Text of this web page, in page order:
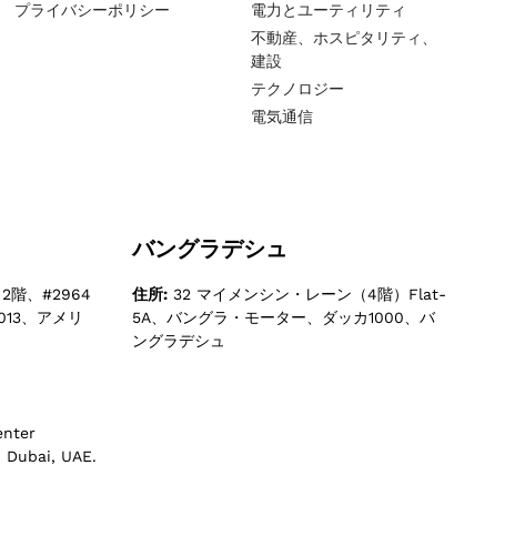
プライバシーポリシー
電力とユーティリティ
不動産、ホスピタリティ、
建設
テクノロジー
電気通信
2階、#2964
、アメリ
UAE.
バングラデシュ
住所: 32 マイメンシン・レーン（4階）Flat-
5A、バングラ・モーター、ダッカ1000、バ
ングラデシュ